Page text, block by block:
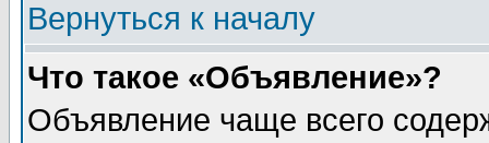
Вернуться к началу
Что такое «Объявление»?
Объявление чаще всего